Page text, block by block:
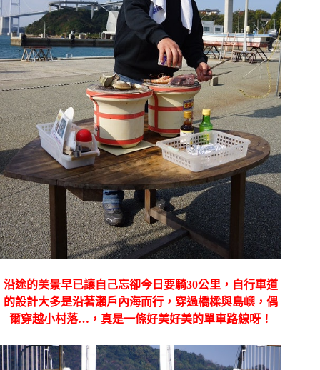
沿途的美景早已讓自己忘卻今日要騎30公里，自行車道
的設計大多是沿著瀨戶內海而行，穿過橋樑與島嶼，偶
爾穿越小村落… ，真是一條好美好美的單車路線呀！